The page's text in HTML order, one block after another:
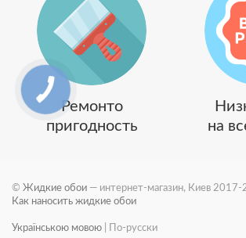
Ремонто
пригодность
на
© Жидкие обои — интернет-магазин, Киев 2017-
Как наносить жидкие обои
Українською мовою По-русски